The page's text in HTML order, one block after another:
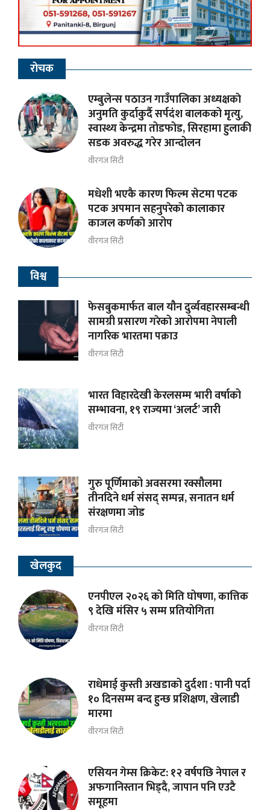
रोचक
एम्बुलेन्स पठाउन गाउँपालिका अध्यक्षकाे
अनुमति कुर्दाकुर्दै सर्पदंश बालकको मृत्यु,
स्वास्थ्य केन्द्रमा तोडफोड, सिरहामा हुलाकी
सडक अवरुद्ध गरेर आन्दोलन
वीरगंज सिटी
मधेशी भएकै कारण फिल्म सेटमा पटक
पटक अपमान सहनुपरेकाे कालाकार
काजल कर्णकाे आरोप
वीरगंज सिटी
विश्व
फेसबुकमार्फत बाल यौन दुर्व्यवहारसम्बन्धी
सामग्री प्रसारण गरेको आरोपमा नेपाली
नागरिक भारतमा पक्राउ
वीरगंज सिटी
भारत विहारदेखी केरलसम्म भारी वर्षाको
सम्भावना, १९ राज्यमा ‘अलर्ट’ जारी
वीरगंज सिटी
गुरु पूर्णिमाको अवसरमा रक्सौलमा
तीनदिने धर्म संसद् सम्पन्न, सनातन धर्म
संरक्षणमा जोड
वीरगंज सिटी
खेलकुद
एनपीएल २०२६ को मिति घोषणा, कात्तिक
९ देखि मंसिर ५ सम्म प्रतियोगिता
वीरगंज सिटी
राधेमाई कुस्ती अखडाको दुर्दशा : पानी पर्दा
१० दिनसम्म बन्द हुन्छ प्रशिक्षण, खेलाडी
मारमा
वीरगंज सिटी
एसियन गेम्स क्रिकेट: १२ वर्षपछि नेपाल र
अफगानिस्तान भिड्दै, जापान पनि एउटै
समूहमा